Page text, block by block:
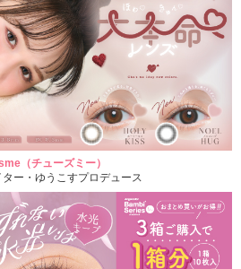
（チューズミー）
ー・ゆうこすプロデュース